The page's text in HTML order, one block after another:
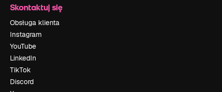
Skontaktuj się
Obsługa klienta
Instagram
YouTube
LinkedIn
TikTok
Discord